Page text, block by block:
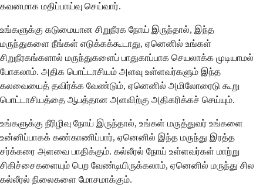
கவனமாக மதிப்பாய்வு செய்வார்.
உங்களுக்கு கடுமையான சிறுநீரக நோய் இருந்தால், இந்த
மருந்துகளை நீங்கள் எடுக்கக்கூடாது, ஏனெனில் உங்கள்
சிறுநீரகங்களால் மருந்துகளைப் பாதுகாப்பாக செயலாக்க முடியாமல்
போகலாம். அதிக பொட்டாசியம் அளவு உள்ளவர்களும் இந்த
கலவையைத் தவிர்க்க வேண்டும், ஏனெனில் அமிலோரைடு கூறு
பொட்டாசியத்தை ஆபத்தான அளவிற்கு அதிகரிக்கச் செய்யும்.
உங்களுக்கு நீரிழிவு நோய் இருந்தால், உங்கள் மருத்துவர் உங்களை
உன்னிப்பாகக் கண்காணிப்பார், ஏனெனில் இந்த மருந்து இரத்த
சர்க்கரை அளவை பாதிக்கும். கல்லீரல் நோய் உள்ளவர்கள் மாற்று
சிகிச்சைகளையும் பெற வேண்டியிருக்கலாம், ஏனெனில் மருந்து சில
கல்லீரல் நிலைகளை மோசமாக்கும்.